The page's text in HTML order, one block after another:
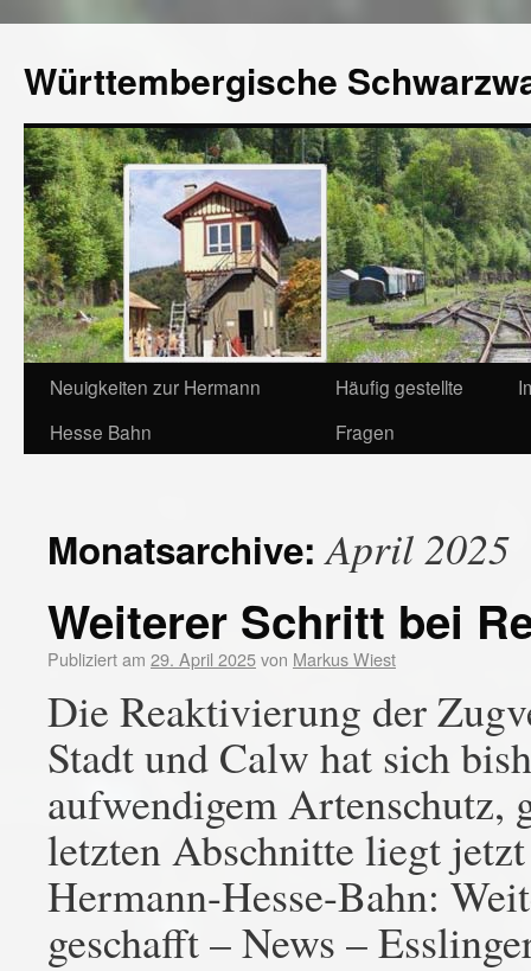
Württembergische
Neuigkeiten zur Hermann
Hesse Bahn
Häufig gestellte
Fragen
Monatsarchive:April 2025
Weiterer Schritt bei
Publiziert am 29. April 2025von Markus Wiest
Die Reaktivierung der
Stadt und Calw hat sich
aufwendigem Artenschutz,
letzten Abschnitte liegt
Hermann-Hesse-Bahn:
geschafft – News –